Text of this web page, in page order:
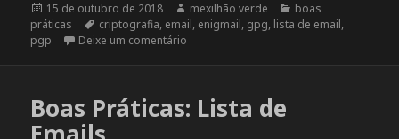
Publicado
em
15 de outubro de 2018 Autor
mexilhão verde Categorias
boas
práticas
Tags
criptografia, email, enigmail, gpg, lista de email,
pgp
Deixe um comentário
Boas Práticas: Lista de